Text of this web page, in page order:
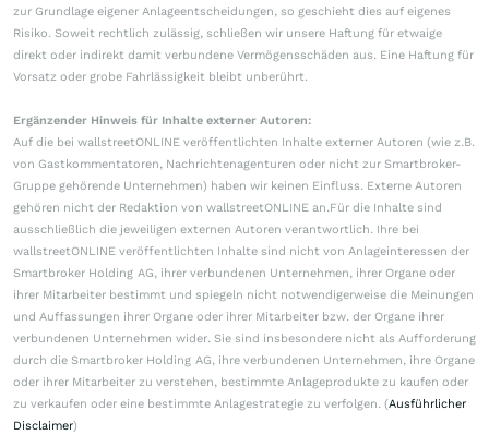
zur Grundlage eigener Anlageentscheidungen, so geschieht dies auf eigenes
Risiko. Soweit rechtlich zulässig, schließen wir unsere Haftung für etwaige
direkt oder indirekt damit verbundene Vermögensschäden aus. Eine Haftung für
Vorsatz oder grobe Fahrlässigkeit bleibt unberührt.
Ergänzender Hinweis für Inhalte externer Autoren:
Auf die bei wallstreetONLINE veröffentlichten Inhalte externer Autoren (wie z.B.
von Gastkommentatoren, Nachrichtenagenturen oder nicht zur Smartbroker-
Gruppe gehörende Unternehmen) haben wir keinen Einfluss. Externe Autoren
gehören nicht der Redaktion von wallstreetONLINE an.Für die Inhalte sind
ausschließlich die jeweiligen externen Autoren verantwortlich. Ihre bei
wallstreetONLINE veröffentlichten Inhalte sind nicht von Anlageinteressen der
Smartbroker Holding AG, ihrer verbundenen Unternehmen, ihrer Organe oder
ihrer Mitarbeiter bestimmt und spiegeln nicht notwendigerweise die Meinungen
und Auffassungen ihrer Organe oder ihrer Mitarbeiter bzw. der Organe ihrer
verbundenen Unternehmen wider. Sie sind insbesondere nicht als Aufforderung
durch die Smartbroker Holding AG, ihre verbundenen Unternehmen, ihre Organe
oder ihrer Mitarbeiter zu verstehen, bestimmte Anlageprodukte zu kaufen oder
zu verkaufen oder eine bestimmte Anlagestrategie zu verfolgen. (Ausführlicher
Disclaimer)